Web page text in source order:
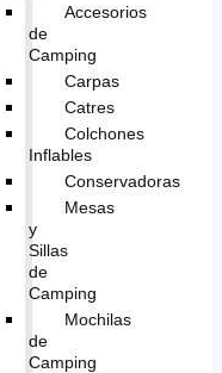
Accesorios
de
Camping
Carpas
Catres
Colchones
Inflables
Conservadoras
Mesas
y
Sillas
de
Camping
Mochilas
de
Camping